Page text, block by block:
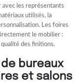
avec les représentants
utilisés, la
Les foires
le mobilier :
des finitions.
bureaux
et salons